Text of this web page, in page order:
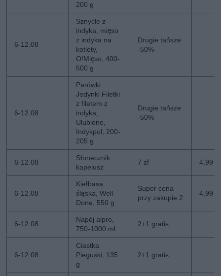
200 g
6-12.08
Sznycle z
indyka, mięso
z indyka na
kotlety,
O!Mięso, 400-
500 g
Drugie tańsze
-50%
6-12.08
Parówki
Jedynki Filetki
z filetem z
indyka,
Ulubione,
Indykpol, 200-
205 g
Drugie tańsze
-50%
6-12.08
Słonecznik
kapelusz
7 zł 4,99
6-12.08
Kiełbasa
śląska, Well
Done, 550 g
Super cena
przy zakupie 2
4,99
6-12.08
Napój alpro,
750-1000 ml
2+1 gratis
6-12.08
Ciastka
Pieguski, 135
g
2+1 gratis